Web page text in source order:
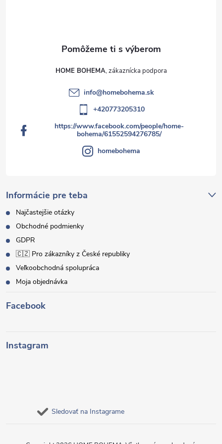
Informácie pre teba
Najčastejšie otázky
Obchodné podmienky
GDPR
🇨🇿 Pro zákazníky z České republiky
Veľkoobchodná spolupráca
Moja objednávka
HOME BOHEMA
info@homebohema.sk
+420773205310
https://www.facebook.com/people/home-
bohema/61552594276785/
homebohema
Facebook
Instagram
Sledovať na Instagrame